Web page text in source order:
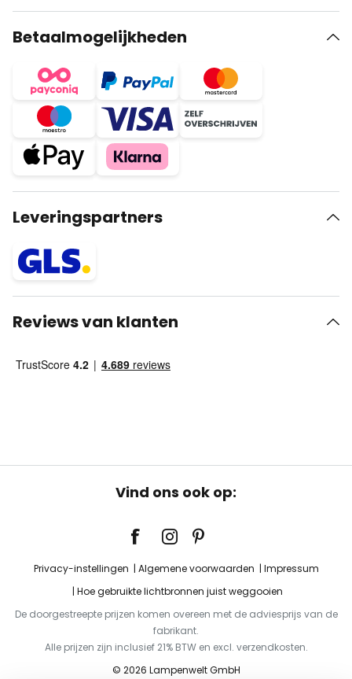
Betaalmogelijkheden
Leveringspartners
Reviews van klanten
Vind ons ook op:
Privacy-instellingen Algemene voorwaarden
Impressum
Hoe gebruikte lichtbronnen juist weggooien
De doorgestreepte prijzen komen overeen met de adviesprijs van de
fabrikant.
Alle prijzen zijn inclusief 21% BTW en excl. verzendkosten.
© 2026 Lampenwelt GmbH